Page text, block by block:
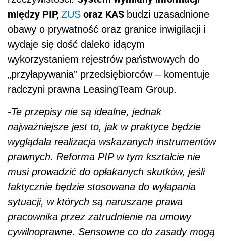
między PIP, ZUS oraz KAS budzi uzasadnione
obawy o prywatność oraz granice inwigilacji i
wydaje się dość daleko idącym
wykorzystaniem rejestrów państwowych do
„przyłapywania” przedsiębiorców – komentuje
radczyni prawna LeasingTeam Group.
-Te przepisy nie są idealne, jednak
najważniejsze jest to, jak w praktyce będzie
wyglądała realizacja wskazanych instrumentów
prawnych. Reforma PIP w tym kształcie nie
musi prowadzić do opłakanych skutków, jeśli
faktycznie będzie stosowana do wyłapania
sytuacji, w których są naruszane prawa
pracownika przez zatrudnienie na umowy
cywilnoprawne. Sensowne co do zasady mogą